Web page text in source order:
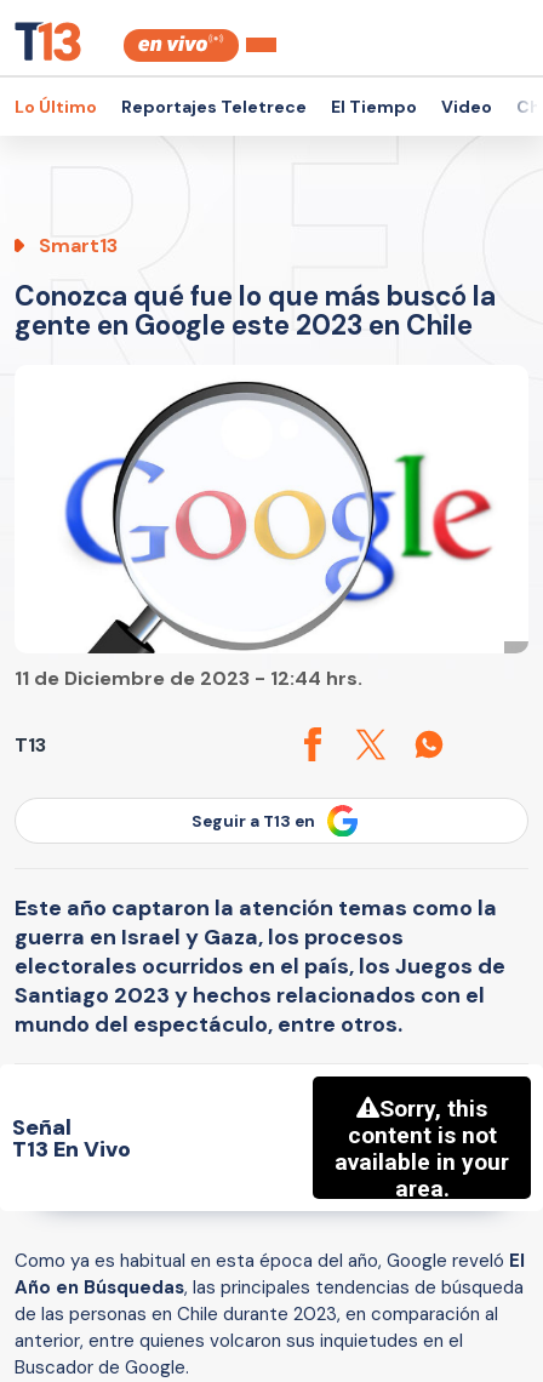
Lo Último Reportajes Teletrece El Tiempo Video
Smart13
Conozca qué fue lo que más buscó la
gente en Google este 2023 en Chile
T13
11 de Diciembre de 2023 - 12:44 hrs.
Seguir a T13 en
Este año captaron la atención temas como la
guerra en Israel y Gaza, los procesos
electorales ocurridos en el país, los Juegos de
Santiago 2023 y hechos relacionados con el
mundo del espectáculo, entre otros.
Señal
T13 En Vivo
Como ya es habitual en esta época del año, Google reveló El
Año en Búsquedas, las principales tendencias de búsqueda
de las personas en Chile durante 2023, en comparación al
anterior, entre quienes volcaron sus inquietudes en el
Buscador de Google.